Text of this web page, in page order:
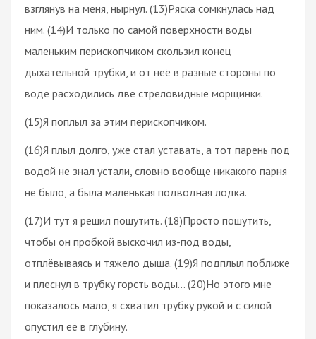
взглянув на меня, нырнул. (13)Ряска сомкнулась над
ним. (14)И только по самой поверхности воды
маленьким перископчиком скользил конец
дыхательной трубки, и от неё в разные стороны по
воде расходились две стреловидные морщинки.
(15)Я поплыл за этим перископчиком.
(16)Я плыл долго, уже стал уставать, а тот парень под
водой не знал устали, словно вообще никакого парня
не было, а была маленькая подводная лодка.
(17)И тут я решил пошутить. (18)Просто пошутить,
чтобы он пробкой выскочил из-под воды,
отплёвываясь и тяжело дыша. (19)Я подплыл поближе
и плеснул в трубку горсть воды… (20)Но этого мне
показалось мало, я схватил трубку рукой и с силой
опустил её в глубину.